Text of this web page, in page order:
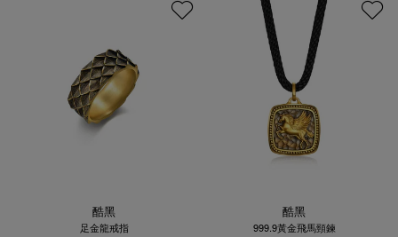
酷黑
足金龍戒指
酷黑
999.9黃金飛馬頸鍊